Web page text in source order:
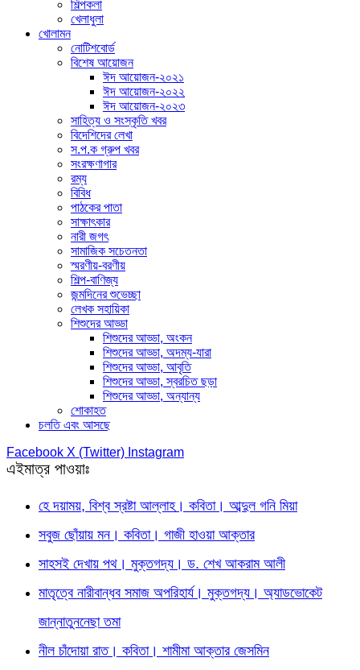
শিল্পকলা
খেলাধুলা
খোলামন
নোটিশবোর্ড
বিশেষ আয়োজন
ঈদ আয়োজন-২০২১
ঈদ আয়োজন-২০২২
ঈদ আয়োজন-২০২৩
সাহিত্য ও সংস্কৃতি খবর
বিদেশিদের লেখা
স.প.ক গ্রুপ খবর
সংরক্ষণাগার
রম্য
বিবিধ
পাঠকের পাতা
সাক্ষাৎকার
নারী জগৎ
সামাজিক সচেতনতা
স্মরণীয়-বরণীয়
শিল্প-বাণিজ্য
জন্মদিনের শুভেচ্ছা
লেখক সহায়িকা
শিশুদের আড্ডা
শিশুদের আড্ডা, অংকন
শিশুদের আড্ডা, অদম্য-যারা
শিশুদের আড্ডা, আবৃতি
শিশুদের আড্ডা, স্বরচিত ছড়া
শিশুদের আড্ডা, অন্যান্য
শোকাহত
চলতি এবং আসছে
Facebook X (Twitter) Instagram
এইমাত্র পাওয়াঃ
হে দয়াময়, বিশ্ব স্রষ্টা আল্লাহ। কবিতা। আব্দুল গনি মিয়া
সবুজ ছোঁয়ায় মন। কবিতা। গাজী হাওয়া আক্তার
সাহসই দেখায় পথ। মুক্তগদ্য। ড. শেখ আকরাম আলী
মাতৃত্বে নারীবান্ধব সমাজ অপরিহার্য। মুক্তগদ্য। অ্যাডভোকেট
জান্নাতুননেছা তমা
নীল চাঁদোয়া রাত। কবিতা। শামীমা আক্তার জেসমিন